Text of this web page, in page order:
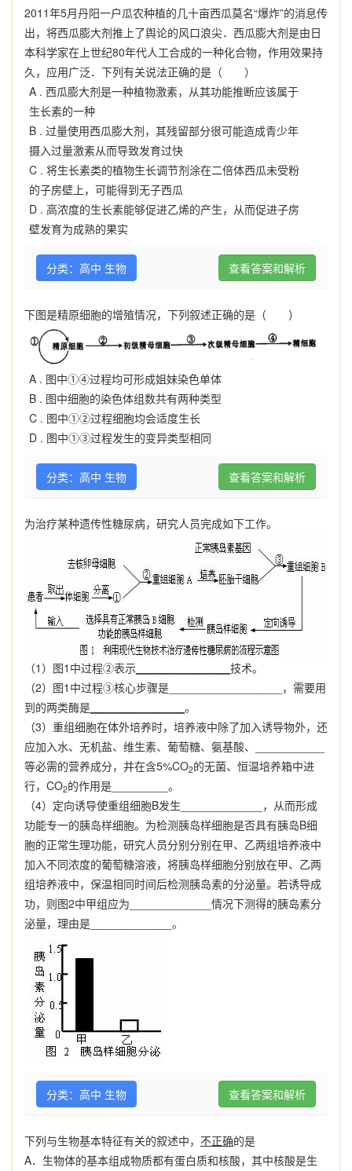
2011年5月丹阳一户瓜农种植的几十亩西瓜莫名“爆炸”的消息传
出，将西瓜膨大剂推上了舆论的风口浪尖．西瓜膨大剂是由日
本科学家在上世纪80年代人工合成的一种化合物，作用效果持
久，应用广泛．下列有关说法正确的是（ ）
A . 西瓜膨大剂是一种植物激素，从其功能推断应该属于
生长素的一种
B . 过量使用西瓜膨大剂，其残留部分很可能造成青少年
摄入过量激素从而导致发育过快
C . 将生长素类的植物生长调节剂涂在二倍体西瓜未受粉
的子房壁上，可能得到无子西瓜
D . 高浓度的生长素能够促进乙烯的产生，从而促进子房
壁发育为成熟的果实
分类：高中 生物 查看答案和解析
下图是精原细胞的增殖情况，下列叙述正确的是（ ）
A . 图中①④过程均可形成姐妹染色单体
B . 图中细胞的染色体组数共有两种类型
C . 图中①②过程细胞均会适度生长
D . 图中①③过程发生的变异类型相同
分类：高中 生物 查看答案和解析
为治疗某种遗传性糖尿病，研究人员完成如下工作。
（1 ）图1 中过程②表示
技术。
（2）图1 中过程③核心步骤是
，需要用
到的两类酶是
。
（3）重组细胞在体外培养时，培养液中除了加入诱导物外，还
应加入水、无机盐、维生素、葡萄糖、氨基酸、
等必需的营养成分，并在含5%CO2的无菌、恒温培养箱中进
行， CO2的作用是
。
（4）定向诱导使重组细胞B发生
，从而形成
功能专一的胰岛样细胞。为检测胰岛样细胞是否具有胰岛B细
胞的正常生理功能，研究人员分别分别在甲、乙两组培养液中
加入不同浓度的葡萄糖溶液，将胰岛样细胞分别放在甲、乙两
组培养液中，保温相同时间后检测胰岛素的分泌量。若诱导成
功，则图2中甲组应为
情况下测得的胰岛素分
泌量，理由是
。
分类：高中 生物 查看答案和解析
下列与生物基本特征有关的叙述中， 不正确的是
A．生物体的基本组成物质都有蛋白质和核酸，其中核酸是生